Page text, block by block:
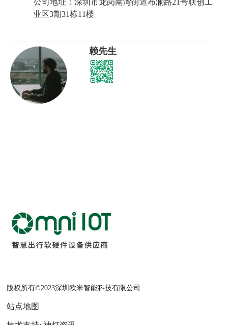
公司地址：深圳市龙岗南湾街道布澜路21号联创工
业区3期31栋11楼
赖先生
版权所有©2023深圳欧米智能科技有限公司
站点地图